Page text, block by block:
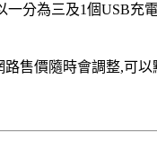
分為三及1個USB充
售價隨時會調整,可